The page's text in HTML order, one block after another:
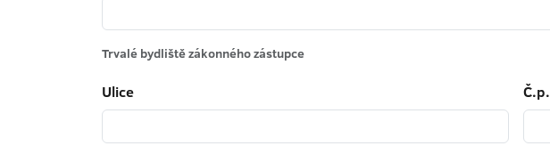
Trvalé bydliště zákonného zástupce
Ulice Č.p.